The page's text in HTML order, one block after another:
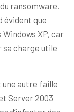
ransomware.
évident que
XP, car
sa charge utile
une autre faille
Server 2003